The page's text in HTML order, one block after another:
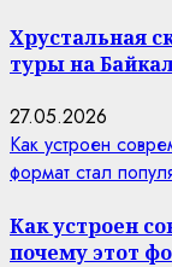
Хрустальная
туры на
27.05.2026
Как устроен
формат стал
Как устроен
почему этот